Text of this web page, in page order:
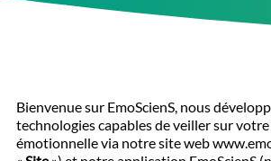
Bienvenue sur EmoScienS, nous
technologies capables de veiller sur
émotionnelle via notre site web